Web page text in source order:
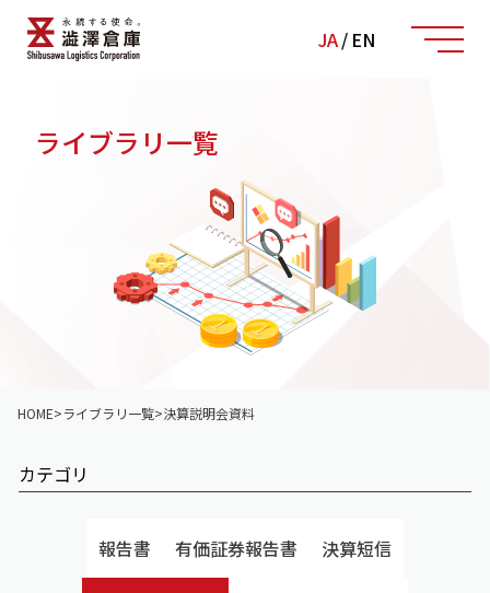
JA/ EN
ライブラリ一覧
HOME>ライブラリ一覧>決算説明会資料
カテゴリ
報告書 有価証券報告書 決算短信